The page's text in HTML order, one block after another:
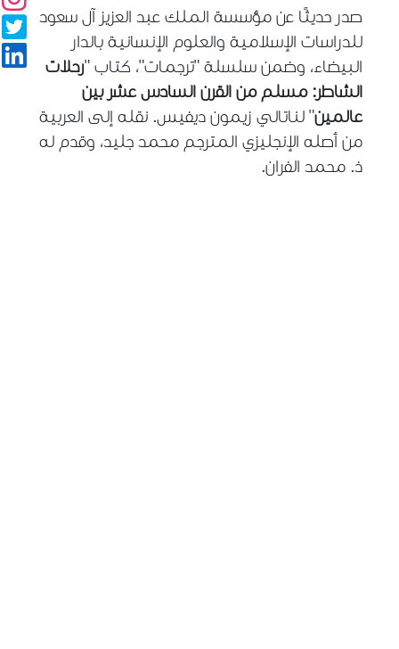
صدر حديثًا عن مؤسسة الملك عبد العزيز آل سعود
للدراسات الإسلامية والعلوم الإنسانية بالدار
البيضاء، وضمن سلسلة "ترجمات"، كتاب "رحلات
الشاطر: مسلم من القرن السادس عشر بين
عالمين" لناتالي زيمون ديفيس. نقله إلى العربية
من أصله الإنجليزي المترجم محمد جليد، وقدم له
ذ. محمد الفران.